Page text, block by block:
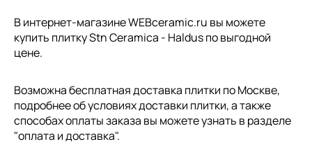
В интернет-магазине WEBceramic.ru вы можете
купить плитку Stn Ceramica - Haldus по выгодной
цене.
Возможна бесплатная доставка плитки по Москве,
подробнее об условиях доставки плитки, а также
способах оплаты заказа вы можете узнать в разделе
"оплата и доставка".